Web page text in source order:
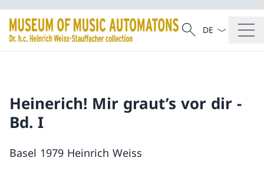
Search
Search
Language
Heinerich! Mir graut’s vor dir -
Bd. I
Basel 1979 Heinrich Weiss